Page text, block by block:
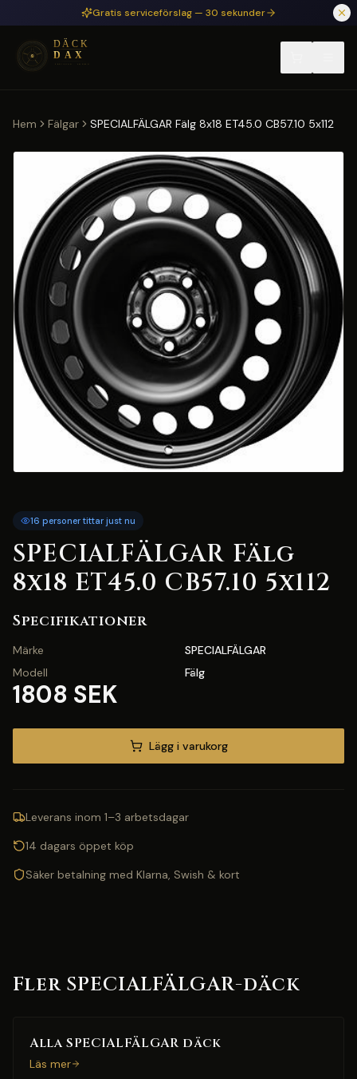
Hoppa till huvudinnehållGratis serviceförslag — 30 sekunder
Hem Fälgar SPECIALFÄLGAR Fälg 8x18 ET45.0 CB57.10 5x112
16 personer tittar just nu
SPECIALFÄLGAR Fälg
8x18 ET45.0 CB57.10 5x112
Specifikationer
Märke
SPECIALFÄLGAR
Modell
Fälg
1808 SEK
Lägg i varukorg
Leverans inom 1–3 arbetsdagar
14 dagars öppet köp
Säker betalning med Klarna, Swish & kort
Fler SPECIALFÄLGAR-däck
Alla SPECIALFÄLGAR däck
Läs mer